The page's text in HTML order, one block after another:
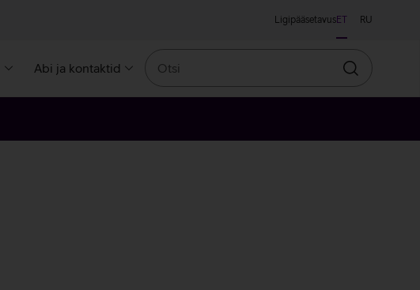
LigipääsetavusET RU
Abi ja kontaktid
Otsin